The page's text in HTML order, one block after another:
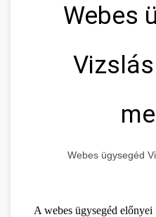
Webes
Webes ügysegéd
A webes ügysegéd előnyei